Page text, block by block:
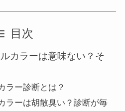
目次
カラーは意味ない？そ
ラー診断とは？
ラーは胡散臭い？診断が毎